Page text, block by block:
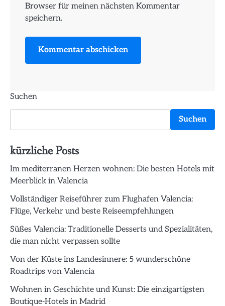
Browser für meinen nächsten Kommentar
speichern.
Suchen
Suchen
kürzliche Posts
Im mediterranen Herzen wohnen: Die besten Hotels mit
Meerblick in Valencia
Vollständiger Reiseführer zum Flughafen Valencia:
Flüge, Verkehr und beste Reiseempfehlungen
Süßes Valencia: Traditionelle Desserts und Spezialitäten,
die man nicht verpassen sollte
Von der Küste ins Landesinnere: 5 wunderschöne
Roadtrips von Valencia
Wohnen in Geschichte und Kunst: Die einzigartigsten
Boutique-Hotels in Madrid